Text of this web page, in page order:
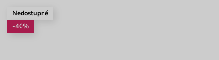
Nedostupné
-40%